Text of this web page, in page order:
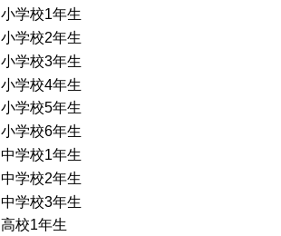
小学校1年生
小学校2年生
小学校3年生
小学校4年生
小学校5年生
小学校6年生
中学校1年生
中学校2年生
中学校3年生
高校1年生